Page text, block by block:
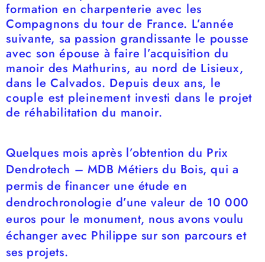
formation en charpenterie avec les
Compagnons du tour de France. L’année
suivante, sa passion grandissante le pousse
avec son épouse à faire l’acquisition du
manoir des Mathurins, au nord de Lisieux,
dans le Calvados. Depuis deux ans, le
couple est pleinement investi dans le projet
de réhabilitation du manoir.
Quelques mois après l’obtention du Prix
Dendrotech – MDB Métiers du Bois, qui a
permis de financer une étude en
dendrochronologie d’une valeur de 10 000
euros pour le monument, nous avons voulu
échanger avec Philippe sur son parcours et
ses projets.